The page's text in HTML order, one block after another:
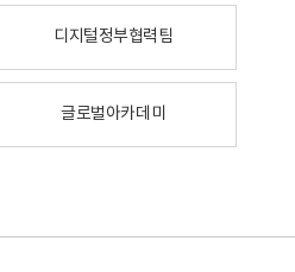
디지털정부협력팀
글로벌아카데미